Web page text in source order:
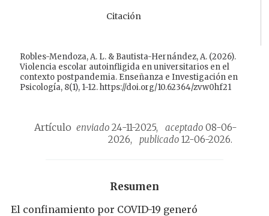
Citación
Robles-Mendoza, A. L. & Bautista-Hernández, A. (2026).
Violencia escolar autoinfligida en universitarios en el
contexto postpandemia. Enseñanza e Investigación en
Psicología, 8(1), 1-12. https://doi.org/10.62364/zvw0hf21
Artículo enviado 24-11-2025, aceptado 08-06-
2026, publicado 12-06-2026.
Resumen
El confinamiento por COVID-19 generó